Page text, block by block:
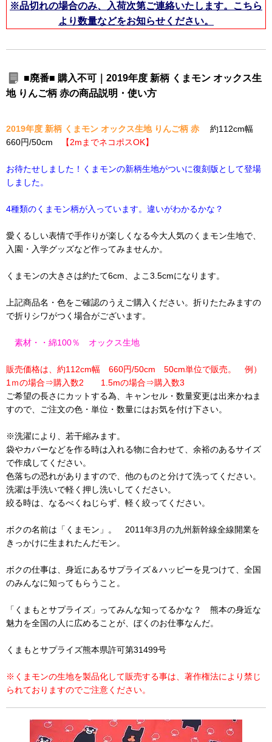
※品切れの場合のみ、入荷次第ご連絡いたします。こちら
より数量などをお知らせください。
■廃番■ 購入不可｜2019年度 新柄 くまモン オックス生
地 りんご柄 赤の商品説明・使い方
2019年度 新柄 くまモン オックス生地 りんご柄 赤
約112cm幅
660円/50cm
【2mまでネコポスOK】
お待たせしました！くまモンの新柄生地がついに復刻版として登場
しました。
4種類のくまモン柄が入っています。違いがわかるかな？
愛くるしい表情で手作りが楽しくなる今大人気のくまモン生地で、
入園・入学グッズなど作ってみませんか。
くまモンの大きさは約たて6cm、よこ3.5cmになります。
上記商品名・色をご確認のうえご購入ください。折りたたみますの
で折りシワがつく場合がございます。
素材・・綿100％ オックス生地
販売価格は、約112cm幅 660円/50cm 50cm単位で販売。 例）
1ｍの場合⇒購入数2 1.5mの場合⇒購入数3
ご希望の長さにカットする為、キャンセル・数量変更は出来かねま
すので、ご注文の色・単位・数量にはお気を付け下さい。
※洗濯により、若干縮みます。
袋やカバーなどを作る時は入れる物に合わせて、余裕のあるサイズ
で作成してください。
色落ちの恐れがありますので、他のものと分けて洗ってください。
洗濯は手洗いで軽く押し洗いしてください。
絞る時は、なるべくねじらず、軽く絞ってください。
ボクの名前は「くまモン」。 2011年3月の九州新幹線全線開業を
きっかけに生まれたんだモン。
ボクの仕事は、身近にあるサプライズ＆ハッピーを見つけて、全国
のみんなに知ってもらうこと。
「くまもとサプライズ」ってみんな知ってるかな？ 熊本の身近な
魅力を全国の人に広めることが、ぼくのお仕事なんだ。
くまもとサプライズ熊本県許可第31499号
※くまモンの生地を製品化して販売する事は、著作権法により禁じ
られておりますのでご注意ください。